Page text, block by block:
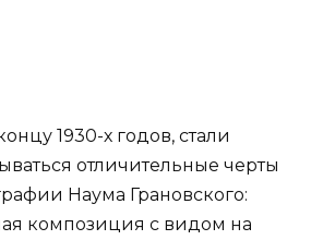
1930-х годов, стали
отличительные черты
Наума Грановского:
композиция с видом на